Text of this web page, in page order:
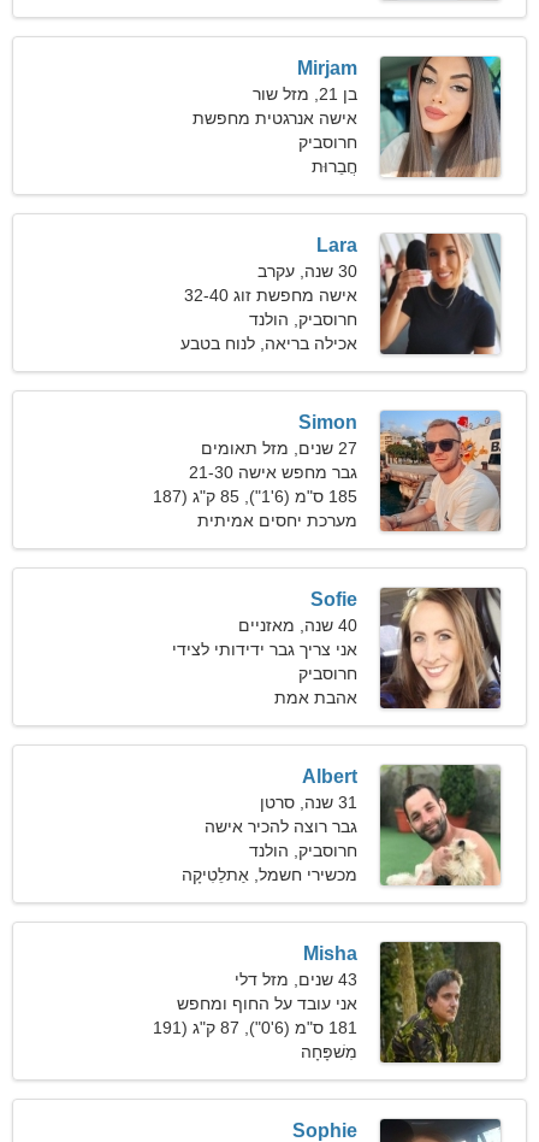
Mirjam
בן 21, מזל שור
אישה אנרגטית מחפשת
חברים
חרוסביק
חֲבֵרוּת
Lara
30 שנה, עקרב
אישה מחפשת זוג 32-40
חרוסביק, הולנד
אכילה בריאה, לנוח בטבע
Simon
27 שנים, מזל תאומים
גבר מחפש אישה 21-30
185 ס"מ (6'1"), 85 ק"ג (187
פאונד)
מערכת יחסים אמיתית
Sofie
40 שנה, מאזניים
אני צריך גבר ידידותי לצידי
חרוסביק
אהבת אמת
Albert
31 שנה, סרטן
גבר רוצה להכיר אישה
חרוסביק, הולנד
מכשירי חשמל, אַתלֵטִיקָה
Misha
43 שנים, מזל דלי
אני עובד על החוף ומחפש
אישה רזה
181 ס"מ (6'0"), 87 ק"ג (191
פאונד)
מִשׁפָּחָה
Sophie